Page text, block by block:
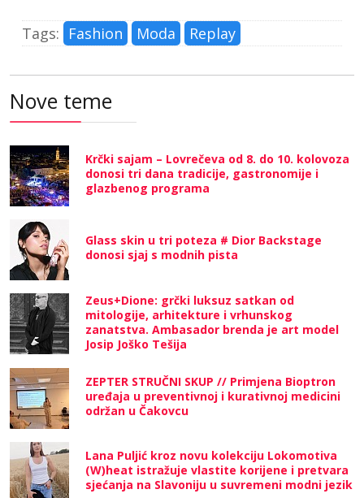
Tags: Fashion Moda Replay
Nove teme
Krčki sajam – Lovrečeva od 8. do 10. kolovoza
donosi tri dana tradicije, gastronomije i
glazbenog programa
Glass skin u tri poteza # Dior Backstage
donosi sjaj s modnih pista
Zeus+Dione: grčki luksuz satkan od
mitologije, arhitekture i vrhunskog
zanatstva. Ambasador brenda je art model
Josip Joško Tešija
ZEPTER STRUČNI SKUP // Primjena Bioptron
uređaja u preventivnoj i kurativnoj medicini
održan u Čakovcu
Lana Puljić kroz novu kolekciju Lokomotiva
(W)heat istražuje vlastite korijene i pretvara
sjećanja na Slavoniju u suvremeni modni jezik